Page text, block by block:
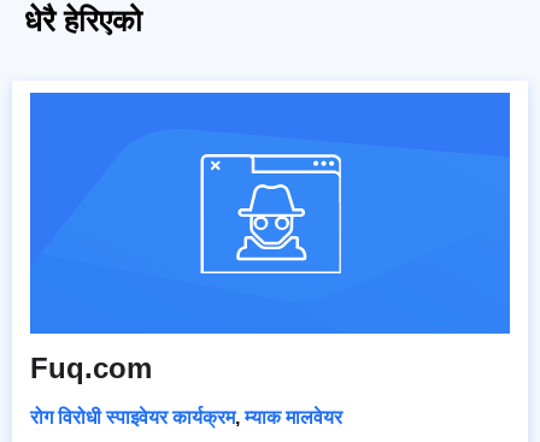
धेरै हेरिएको
Fuq.com
रोग विरोधी स्पाइवेयर कार्यक्रम,म्याक मालवेयर